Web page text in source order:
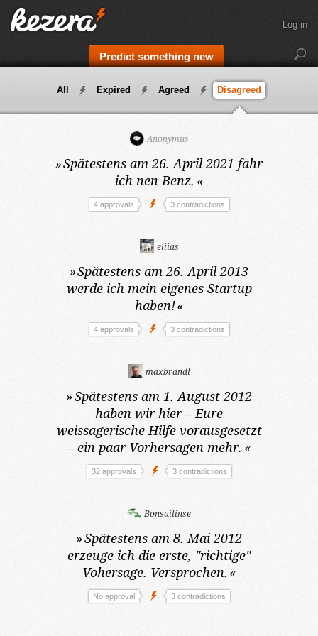
Predict something new
Log in
All Expired Agreed Disagreed
Anonymus
»Spätestens am 26. April 2021 fahr
ich nen Benz. «
4 approvals 3 contradictions
eliias
»Spätestens am 26. April 2013
werde ich mein eigenes Startup
haben!«
4 approvals 3 contradictions
maxbrandl
»Spätestens am 1. August 2012
haben wir hier – Eure
weissagerische Hilfe vorausgesetzt
– ein paar Vorhersagen mehr. «
32 approvals 3 contradictions
Bonsailinse
»Spätestens am 8. Mai 2012
erzeuge ich die erste, "richtige"
Vohersage. Versprochen. «
No approval 3 contradictions